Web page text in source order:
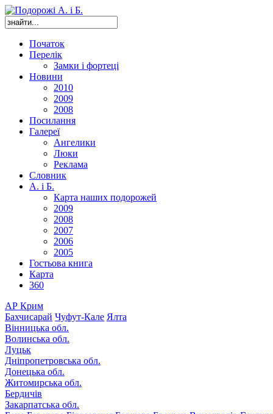
Початок
Перелік
Замки і фортеці
Новини
2010
2009
2008
Посилання
Галереї
Ангелики
Люки
Реклама
Словник
А. і Б.
Карта наших подорожей
2009
2008
2007
2006
2005
Гостьова книга
Карта
360
АР Крим
Бахчисарай Чуфут-Кале Ялта
Вінницька обл.
Волинська обл.
Луцьк
Дніпропетровська обл.
Донецька обл.
Житомирська обл.
Бердичів
Закарпатська обл.